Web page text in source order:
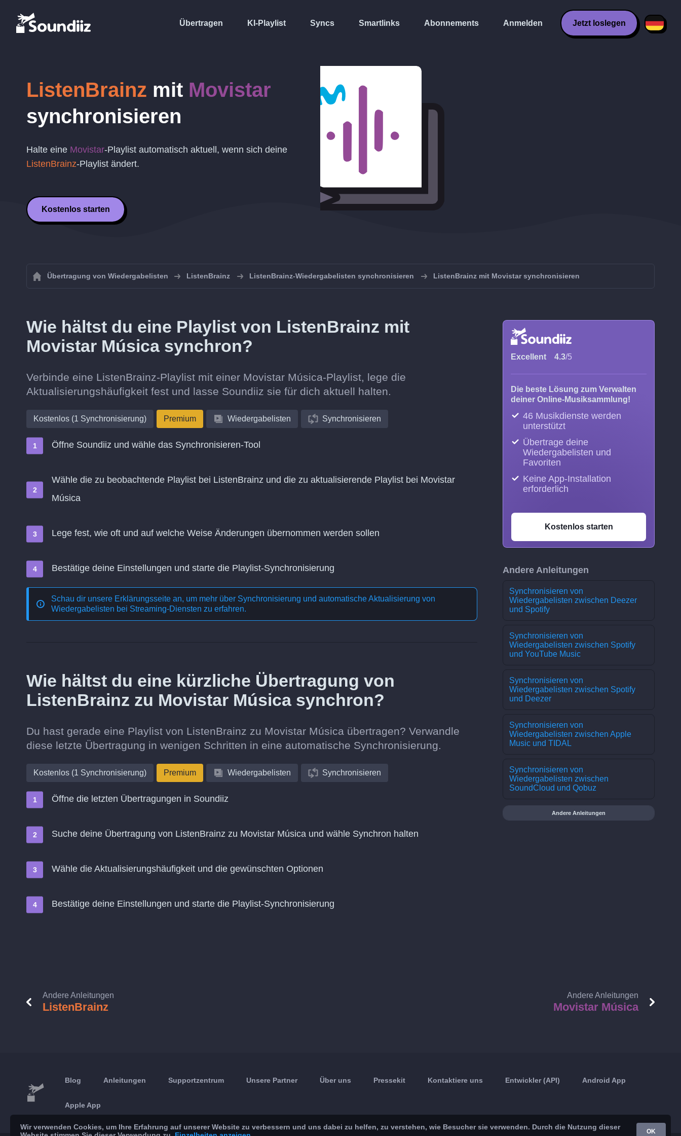
Übertragen KI-Playlist Syncs Smartlinks Abonnements Anmelden Jetzt loslegen
ListenBrainz mit Movistar
synchronisieren
Halte eine Movistar-Playlist automatisch aktuell, wenn sich deine
ListenBrainz-Playlist ändert.
Kostenlos starten
Übertragung von Wiedergabelisten ListenBrainz ListenBrainz-Wiedergabelisten synchronisieren ListenBrainz mit Movistar synchronisieren
Wie hältst du eine Playlist von ListenBrainz mit
Movistar Música synchron?
Verbinde eine ListenBrainz-Playlist mit einer Movistar Música-Playlist, lege die
Aktualisierungshäufigkeit fest und lasse Soundiiz sie für dich aktuell halten.
Kostenlos (1 Synchronisierung) Premium Wiedergabelisten Synchronisieren
Öffne Soundiiz und wähle das Synchronisieren-Tool
Wähle die zu beobachtende Playlist bei ListenBrainz und die zu aktualisierende Playlist bei Movistar
Música
Lege fest, wie oft und auf welche Weise Änderungen übernommen werden sollen
Bestätige deine Einstellungen und starte die Playlist-Synchronisierung
Schau dir unsere Erklärungsseite an, um mehr über Synchronisierung und automatische Aktualisierung von
Wiedergabelisten bei Streaming-Diensten zu erfahren.
Wie hältst du eine kürzliche Übertragung von
ListenBrainz zu Movistar Música synchron?
Du hast gerade eine Playlist von ListenBrainz zu Movistar Música übertragen? Verwandle
diese letzte Übertragung in wenigen Schritten in eine automatische Synchronisierung.
Kostenlos (1 Synchronisierung) Premium Wiedergabelisten Synchronisieren
Öffne die letzten Übertragungen in Soundiiz
Suche deine Übertragung von ListenBrainz zu Movistar Música und wähle Synchron halten
Wähle die Aktualisierungshäufigkeit und die gewünschten Optionen
Bestätige deine Einstellungen und starte die Playlist-Synchronisierung
Excellent 4.3/5
Die beste Lösung zum Verwalten
deiner Online-Musiksammlung!
46 Musikdienste werden
unterstützt
Übertrage deine
Wiedergabelisten und
Favoriten
Keine App-Installation
erforderlich
Kostenlos starten
Andere Anleitungen
Synchronisieren von
Wiedergabelisten zwischen Deezer
und Spotify
Synchronisieren von
Wiedergabelisten zwischen Spotify
und YouTube Music
Synchronisieren von
Wiedergabelisten zwischen Spotify
und Deezer
Synchronisieren von
Wiedergabelisten zwischen Apple
Music und TIDAL
Synchronisieren von
Wiedergabelisten zwischen
SoundCloud und Qobuz
Andere Anleitungen
Andere Anleitungen
ListenBrainz
Andere Anleitungen
Movistar Música
Blog Anleitungen Supportzentrum Unsere Partner Über uns Pressekit Kontaktiere uns Entwickler (API) Android App
Apple App
Wir verwenden Cookies, um Ihre Erfahrung auf unserer Website zu verbessern und uns dabei zu helfen, zu verstehen, wie Besucher sie verwenden. Durch die Nutzung dieser
OK